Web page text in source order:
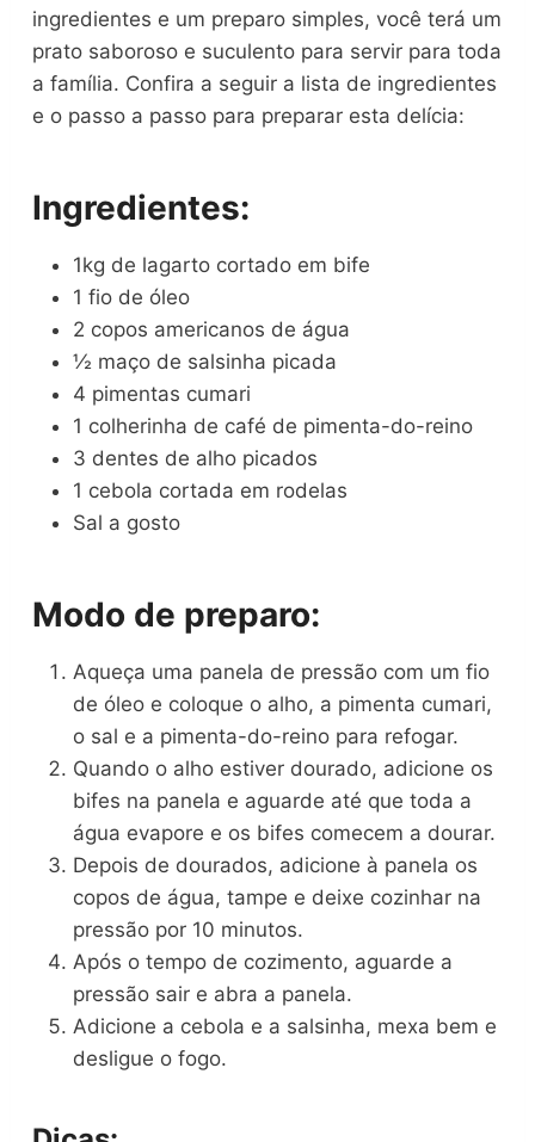
ingredientes e um preparo simples, você terá um
prato saboroso e suculento para servir para toda
a família. Confira a seguir a lista de ingredientes
e o passo a passo para preparar esta delícia:
Ingredientes:
1kg de lagarto cortado em bife
1 fio de óleo
2 copos americanos de água
½ maço de salsinha picada
4 pimentas cumari
1 colherinha de café de pimenta-do-reino
3 dentes de alho picados
1 cebola cortada em rodelas
Sal a gosto
Modo de preparo:
Aqueça uma panela de pressão com um fio
de óleo e coloque o alho, a pimenta cumari,
o sal e a pimenta-do-reino para refogar.
Quando o alho estiver dourado, adicione os
bifes na panela e aguarde até que toda a
água evapore e os bifes comecem a dourar.
Depois de dourados, adicione à panela os
copos de água, tampe e deixe cozinhar na
pressão por 10 minutos.
Após o tempo de cozimento, aguarde a
pressão sair e abra a panela.
Adicione a cebola e a salsinha, mexa bem e
desligue o fogo.